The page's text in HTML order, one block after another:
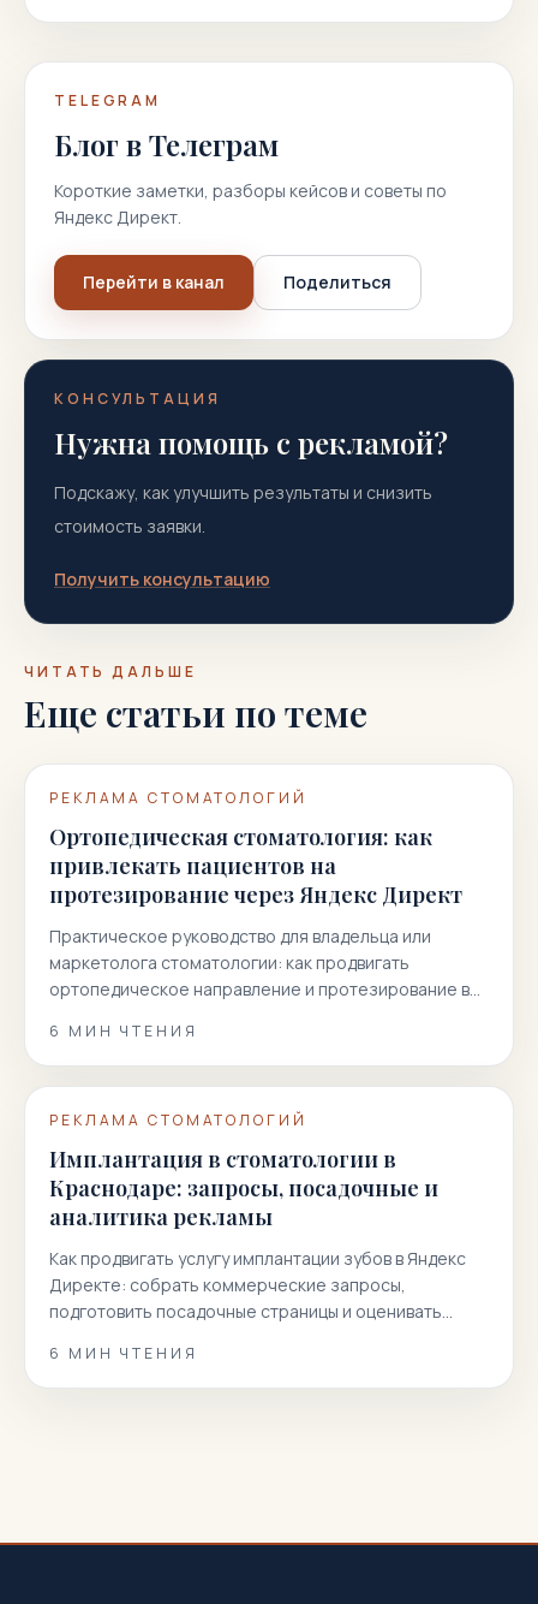
TELEGRAM
Блог в Телеграм
Короткие заметки, разборы кейсов и советы по
Яндекс Директ.
Перейти в канал Поделиться
КОНСУЛЬТАЦИЯ
Нужна помощь с рекламой?
Подскажу, как улучшить результаты и снизить
стоимость заявки.
Получить консультацию
ЧИТАТЬ ДАЛЬШЕ
Еще статьи по теме
РЕКЛАМА СТОМАТОЛОГИЙ
Ортопедическая стоматология: как
привлекать пациентов на
протезирование через Яндекс Директ
Практическое руководство для владельца или
маркетолога стоматологии: как продвигать
ортопедическое направление и протезирование в
заявок.
6 МИН ЧТЕНИЯ
РЕКЛАМА СТОМАТОЛОГИЙ
Имплантация в стоматологии в
Краснодаре: запросы, посадочные и
аналитика рекламы
Как продвигать услугу имплантации зубов в Яндекс
Директе: собрать коммерческие запросы,
подготовить посадочные страницы и оценивать
6 МИН ЧТЕНИЯ